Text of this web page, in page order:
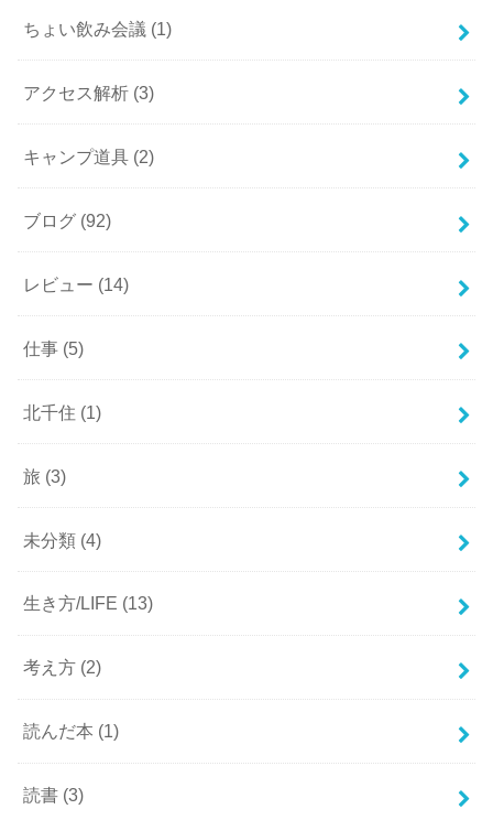
ちょい飲み会議 (1)
アクセス解析 (3)
キャンプ道具 (2)
ブログ (92)
レビュー (14)
仕事 (5)
北千住 (1)
旅 (3)
未分類 (4)
生き方/LIFE (13)
考え方 (2)
読んだ本 (1)
読書 (3)